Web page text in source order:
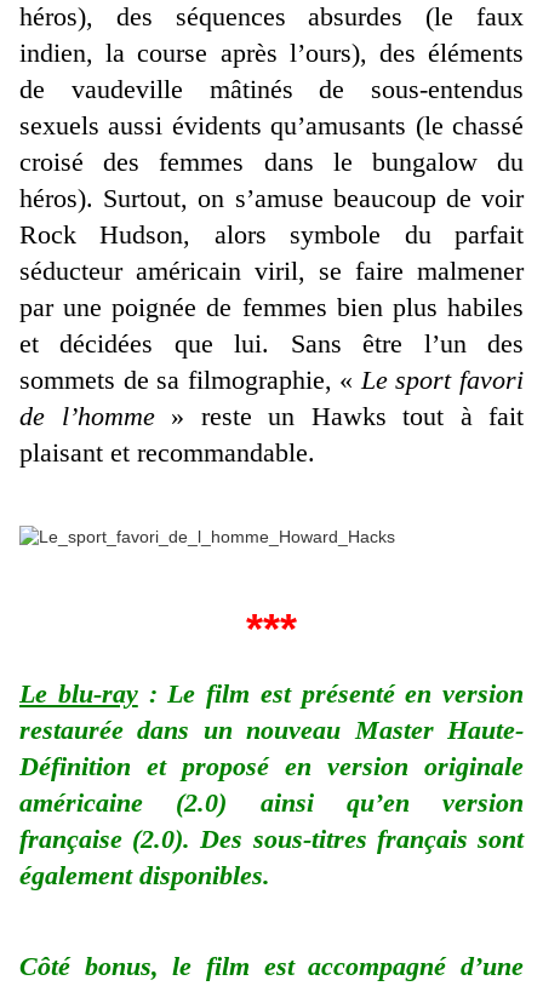
héros), des séquences absurdes (le faux
indien, la course après l’ours), des éléments
de vaudeville mâtinés de sous-entendus
sexuels aussi évidents qu’amusants (le chassé
croisé des femmes dans le bungalow du
héros). Surtout, on s’amuse beaucoup de voir
Rock Hudson, alors symbole du parfait
séducteur américain viril, se faire malmener
par une poignée de femmes bien plus habiles
et décidées que lui. Sans être l’un des
sommets de sa filmographie, «Le sport favori
de l’homme» reste un Hawks tout à fait
plaisant et recommandable.
***
Le blu-ray: Le film est présenté en version
restaurée dans un nouveau Master Haute-
Définition et proposé en version originale
américaine (2.0) ainsi qu’en version
française (2.0). Des sous-titres français sont
également disponibles.
Côté bonus, le film est accompagné d’une